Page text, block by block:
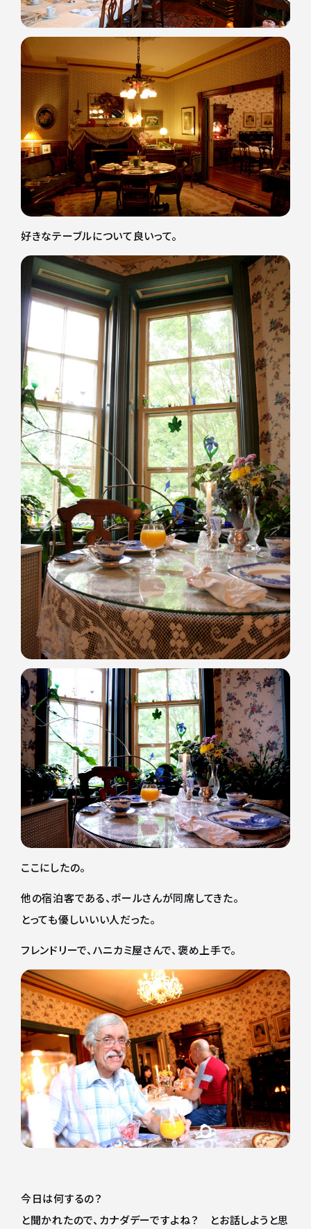
好きなテーブルについて良いって。
ここにしたの。
他の宿泊客である、ポールさんが同席してきた。
とっても優しいいい人だった。
フレンドリーで、ハニカミ屋さんで、褒め上手で。
今日は何するの？
と聞かれたので、カナダデーですよね？ とお話しようと思